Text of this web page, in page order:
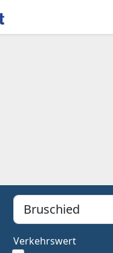
PLZ, Ort oder
Verkehrswert